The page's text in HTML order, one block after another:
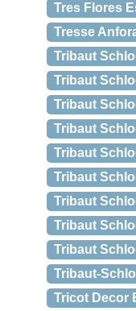
Tres Flores
Tresse
Tribaut
Tribaut
Tribaut
Tribaut
Tribaut
Tribaut
Tribaut
Tribaut
Tribaut
Tribaut-
Tricot Decor